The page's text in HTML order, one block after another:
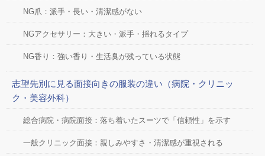
NG爪：派手・長い・清潔感がない
NGアクセサリー：大きい・派手・揺れるタイプ
NG香り：強い香り・生活臭が残っている状態
志望先別に見る面接向きの服装の違い（病院・クリニッ
ク・美容外科）
総合病院・病院面接：落ち着いたスーツで「信頼性」を示す
一般クリニック面接：親しみやすさ・清潔感が重視される